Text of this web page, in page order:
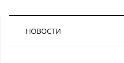
НОВОСТИ